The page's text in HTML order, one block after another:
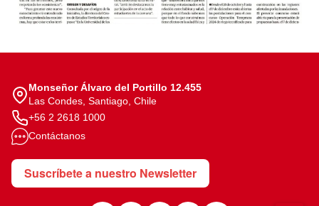
Monseñor Álvaro del Portillo 12.455
Las Condes, Santiago, Chile
+56 2 2618 1000
Contáctanos
Suscríbete a nuestro Newsletter